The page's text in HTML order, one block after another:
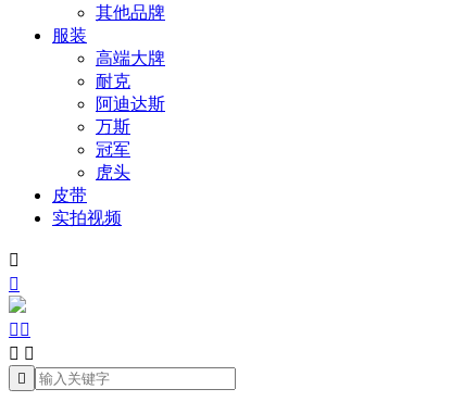
其他品牌
服装
高端大牌
耐克
阿迪达斯
万斯
冠军
虎头
皮带
实拍视频


 
 
